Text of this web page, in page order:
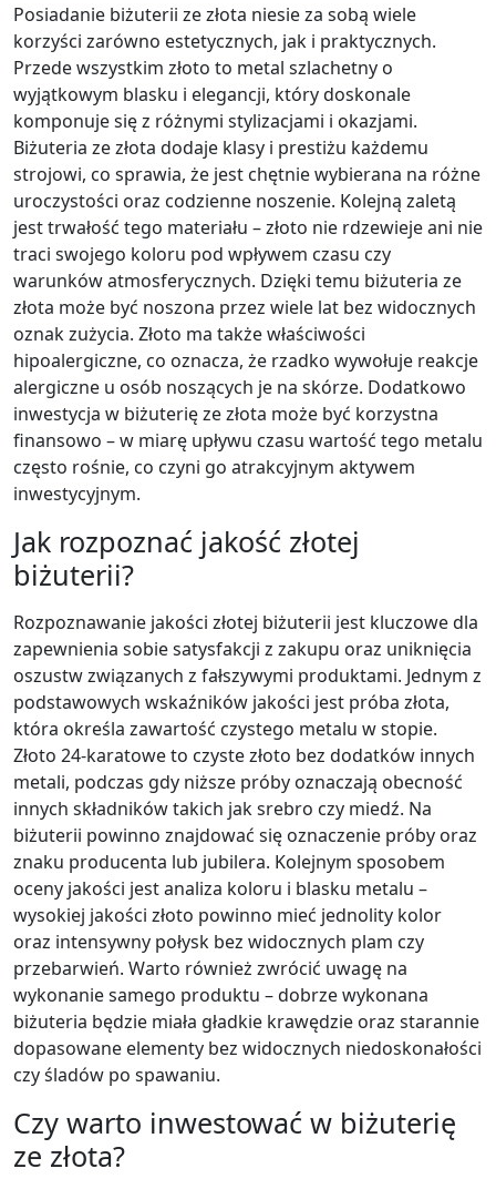
Posiadanie biżuterii ze złota niesie za sobą wiele
korzyści zarówno estetycznych, jak i praktycznych.
Przede wszystkim złoto to metal szlachetny o
wyjątkowym blasku i elegancji, który doskonale
komponuje się z różnymi stylizacjami i okazjami.
Biżuteria ze złota dodaje klasy i prestiżu każdemu
strojowi, co sprawia, że jest chętnie wybierana na różne
uroczystości oraz codzienne noszenie. Kolejną zaletą
jest trwałość tego materiału – złoto nie rdzewieje ani nie
traci swojego koloru pod wpływem czasu czy
warunków atmosferycznych. Dzięki temu biżuteria ze
złota może być noszona przez wiele lat bez widocznych
oznak zużycia. Złoto ma także właściwości
hipoalergiczne, co oznacza, że rzadko wywołuje reakcje
alergiczne u osób noszących je na skórze. Dodatkowo
inwestycja w biżuterię ze złota może być korzystna
finansowo – w miarę upływu czasu wartość tego metalu
często rośnie, co czyni go atrakcyjnym aktywem
inwestycyjnym.
Jak rozpoznać jakość złotej
biżuterii?
Rozpoznawanie jakości złotej biżuterii jest kluczowe dla
zapewnienia sobie satysfakcji z zakupu oraz uniknięcia
oszustw związanych z fałszywymi produktami. Jednym z
podstawowych wskaźników jakości jest próba złota,
która określa zawartość czystego metalu w stopie.
Złoto 24-karatowe to czyste złoto bez dodatków innych
metali, podczas gdy niższe próby oznaczają obecność
innych składników takich jak srebro czy miedź. Na
biżuterii powinno znajdować się oznaczenie próby oraz
znaku producenta lub jubilera. Kolejnym sposobem
oceny jakości jest analiza koloru i blasku metalu –
wysokiej jakości złoto powinno mieć jednolity kolor
oraz intensywny połysk bez widocznych plam czy
przebarwień. Warto również zwrócić uwagę na
wykonanie samego produktu – dobrze wykonana
biżuteria będzie miała gładkie krawędzie oraz starannie
dopasowane elementy bez widocznych niedoskonałości
czy śladów po spawaniu.
Czy warto inwestować w biżuterię
ze złota?